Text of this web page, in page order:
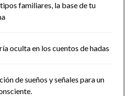
familiares, la base de tu
oculta en los cuentos de hadas
de sueños y señales para un